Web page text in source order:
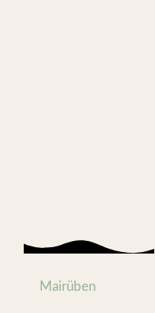
Mairüben